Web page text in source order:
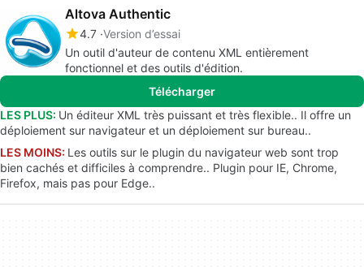
Altova Authentic
4.7 Version d’essai
Un outil d'auteur de contenu XML entièrement
fonctionnel et des outils d'édition.
Télécharger
LES PLUS: Un éditeur XML très puissant et très flexible.. Il offre un
déploiement sur navigateur et un déploiement sur bureau..
LES MOINS: Les outils sur le plugin du navigateur web sont trop
bien cachés et difficiles à comprendre.. Plugin pour IE, Chrome,
Firefox, mais pas pour Edge..